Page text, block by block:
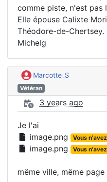
comme piste, n'est pas
Elle épouse Calixte
Théodore-de-Chertsey.
Michelg
Marcotte_S
Vétéran
3 years ago
Je l'ai
image.png
Vous
image.png Vous
mëme ville, mëme page